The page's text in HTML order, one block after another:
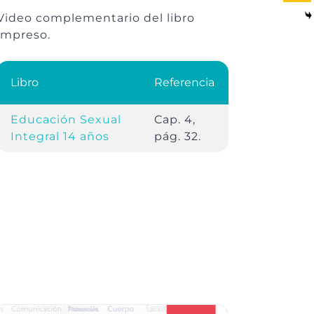
complementario del libro
Libro Referencia
Educación Sexual
Integral 14 años
Cap. 4,
pág. 32.